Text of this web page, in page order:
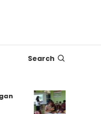
Search
Dampak
Proyek